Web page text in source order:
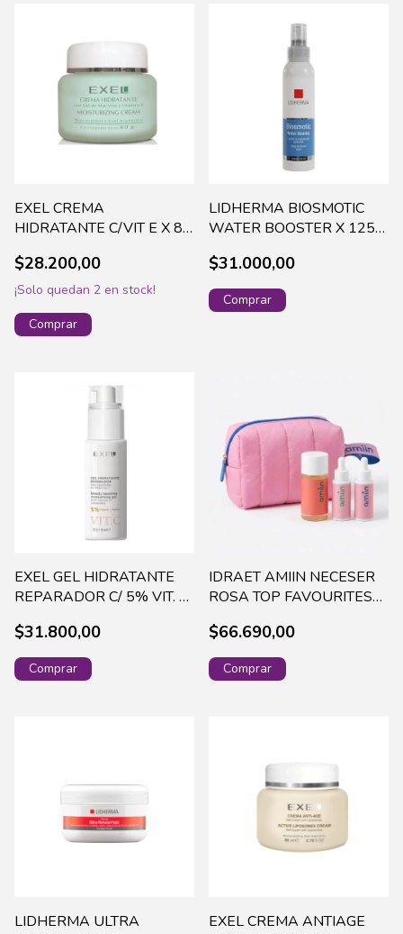
EXEL CREMA
HIDRATANTE C/VIT E X 80
$28.200,00
¡Solo quedan 2 en stock!
LIDHERMA BIOSMOTIC
WATER BOOSTER X 125
$31.000,00
EXEL GEL HIDRATANTE
REPARADOR C/ 5% VIT. C
$31.800,00
IDRAET AMIIN NECESER
ROSA TOP FAVOURITES
$66.690,00
LIDHERMA ULTRA
EXEL CREMA ANTIAGE